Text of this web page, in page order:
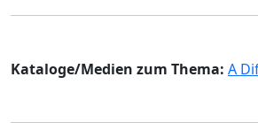
Kataloge/Medien zum Thema: A